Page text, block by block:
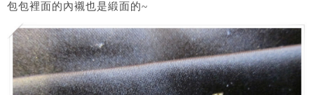
包包裡面的內襯也是緞面的~